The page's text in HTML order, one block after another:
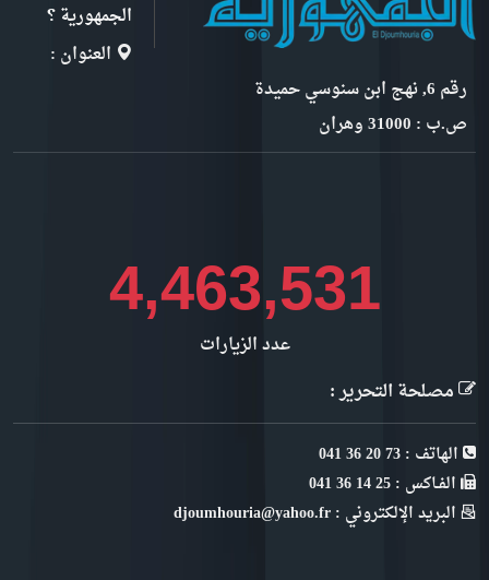
الجمهورية ؟
العنوان :
رقم 6, نهج ابن سنوسي حميدة
ص.ب : 31000 وهران
5,139,816
عدد الزيارات
مصلحة التحرير :
الهاتف : 73 20 36 041
الفـاكس : 25 14 36 041
البريد الإلكتروني : djoumhouria@yahoo.fr